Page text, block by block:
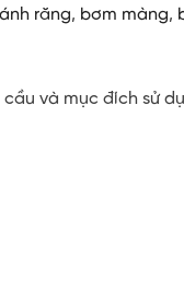
răng, bơm màng,
và mục đích sử